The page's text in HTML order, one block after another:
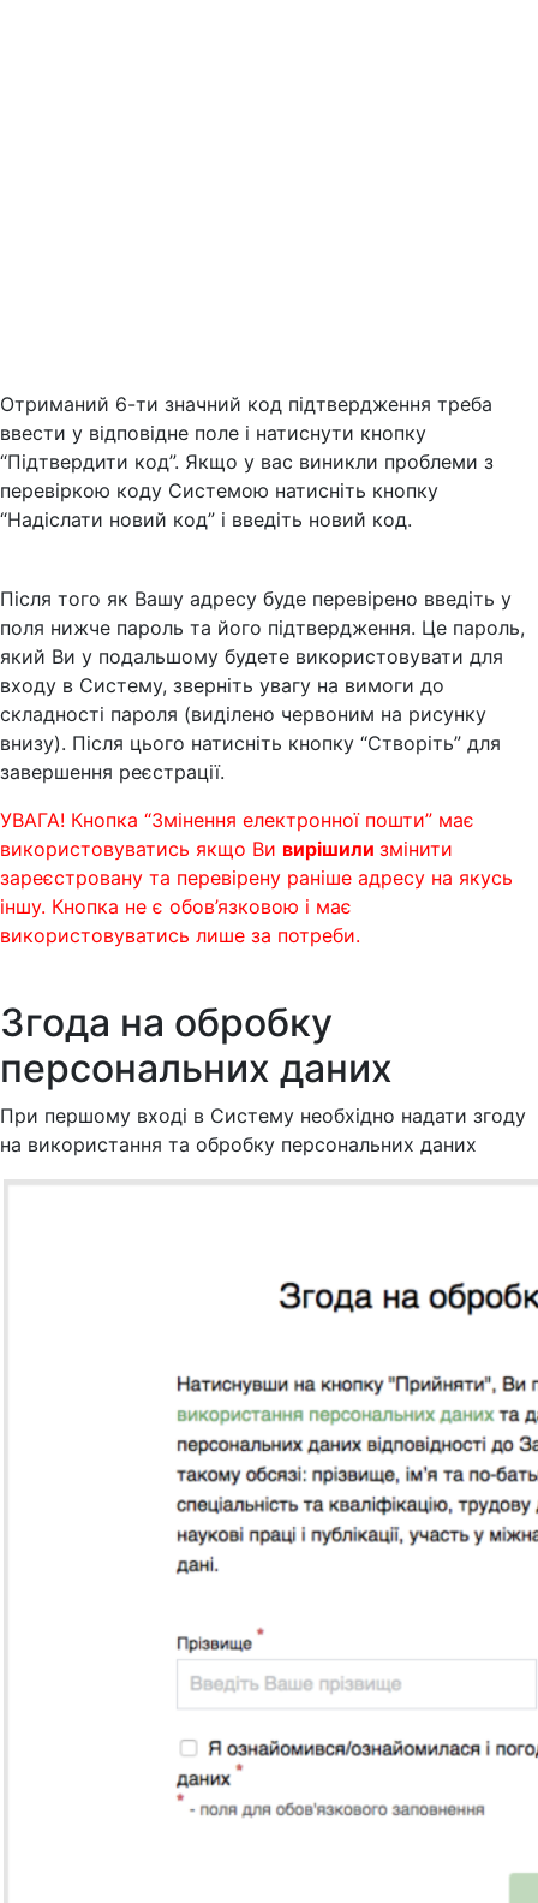
Отриманий 6-ти значний код підтвердження треба
ввести у відповідне поле і натиснути кнопку
“Підтвердити код”. Якщо у вас виникли проблеми з
перевіркою коду Системою натисніть кнопку
“Надіслати новий код” і введіть новий код.
Після того як Вашу адресу буде перевірено введіть у
поля нижче пароль та його підтвердження. Це пароль,
який Ви у подальшому будете використовувати для
входу в Систему, зверніть увагу на вимоги до
складності пароля (виділено червоним на рисунку
внизу). Після цього натисніть кнопку “Створіть” для
завершення реєстрації.
УВАГА! Кнопка “Змінення електронної пошти” має
використовуватись якщо Ви вирішили змінити
зареєстровану та перевірену раніше адресу на якусь
іншу. Кнопка не є обов’язковою і має
використовуватись лише за потреби.
Згода на обробку
персональних даних
При першому вході в Систему необхідно надати згоду
на використання та обробку персональних даних